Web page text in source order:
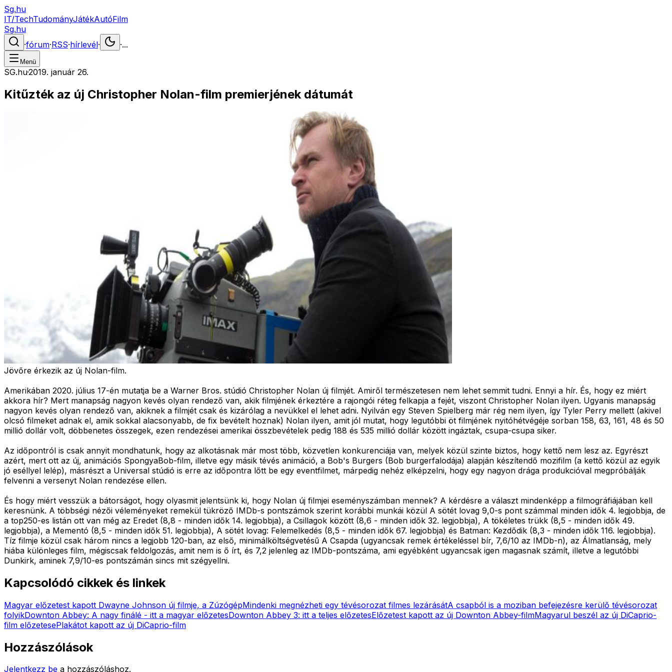
Sg.hu
IT/TechTudományJátékAutóFilm
Sg.hu
·fórum·RSS·hírlevél· ·...
Menü
SG.hu·2019. január 26.
Kitűzték az új Christopher Nolan-film premierjének dátumát
Jövőre érkezik az új Nolan-film.
Amerikában 2020. július 17-én mutatja be a Warner Bros. stúdió Christopher Nolan új filmjét. Amiről természetesen nem lehet semmit tudni. Ennyi a hír. És, hogy ez miért
akkora hír? Mert manapság nagyon kevés olyan rendező van, akik filmjének érkeztére a rajongói réteg felkapja a fejét, viszont Christopher Nolan ilyen. Ugyanis manapság
nagyon kevés olyan rendező van, akiknek a filmjét csak és kizárólag a nevükkel el lehet adni. Nyilván egy Steven Spielberg már rég nem ilyen, így Tyler Perry mellett (akivel
olcsó filmeket adnak el, amik sokkal alacsonyabb, de fix bevételt hoznak) Nolan ilyen, amit jól mutat, hogy legutóbbi öt filmjének nyitóhétvégéje sorban 158, 63, 161, 48 és 50
millió dollár volt, döbbenetes összegek, ezen rendezései amerikai összbevételek pedig 188 és 535 millió dollár között ingáztak, csupa-csupa siker.
Az időpontról is csak annyit mondhatunk, hogy az alkotásnak már most több, közvetlen konkurenciája van, melyek közül szinte biztos, hogy kettő nem lesz az. Egyrészt
azért, mert ott az új, animációs SpongyaBob-film, illetve egy másik tévés animáció, a Bob's Burgers (Bob burgerfalodája) alapján készítendő mozifilm (a kettő közül az egyik
jó eséllyel lelép), másrészt a Universal stúdió is erre az időpontra lőtt be egy eventfilmet, márpedig nehéz elképzelni, hogy egy nagyon drága produkcióval megpróbálják
felvenni a versenyt Nolan rendezése ellen.
És hogy miért vesszük a bátorságot, hogy olyasmit jelentsünk ki, hogy Nolan új filmjei eseményszámban mennek? A kérdésre a választ mindenképp a filmográfiájában kell
keresnünk. A többségi nézői véleményeket remekül tükröző IMDb-s pontszámok szerint korábbi munkái közül A sötét lovag 9,0-s pont számmal minden idők 4. legjobbja, de
a top250-es listán ott van még az Eredet (8,8 - minden idők 14. legjobbja), a Csillagok között (8,6 - minden idők 32. legjobbja), A tökéletes trükk (8,5 - minden idők 49.
legjobbja), a Mementó (8,5 - minden idők 51. legjobbja), A sötét lovag: Felemelkedés (8,5 - minden idők 67. legjobbja) és Batman: Kezdődik (8,3 - minden idők 116. legjobbja).
Tíz filmje közül csak három nincs a legjobb 120-ban, az első, minimálköltségvetésű A Csapda (ugyancsak remek értékeléssel bír, 7,6/10 az IMDb-n), az Álmatlanság, mely
hiába különleges film, mégiscsak feldolgozás, amit nem is ő írt, és 7,2 jelenleg az IMDb-pontszáma, ami egyébként ugyancsak igen magasnak számít, illetve a legutóbbi
Dunkirk, aminek 7,9/10-es pontszámán sincs mit szégyellni.
Kapcsolódó cikkek és linkek
Magyar előzetest kapott Dwayne Johnson új filmje, a ZúzógépMindenki megnézheti egy tévésorozat filmes lezárásátA csapból is a moziban befejezésre kerülő tévésorozat
folyikDownton Abbey: A nagy finálé - itt a magyar előzetesDownton Abbey 3: itt a teljes előzetesElőzetest kapott az új Downton Abbey-filmMagyarul beszél az új DiCaprio-
film előzetesePlakátot kapott az új DiCaprio-film
Hozzászólások
Jelentkezz be a hozzászóláshoz.